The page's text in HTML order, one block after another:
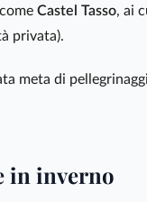
Castel Tasso, ai
privata).
meta di
in inverno